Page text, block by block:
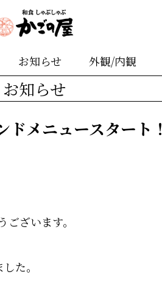
お知らせ 外観/内観
お知らせ
ドメニュースタート！
ざいます。
た。